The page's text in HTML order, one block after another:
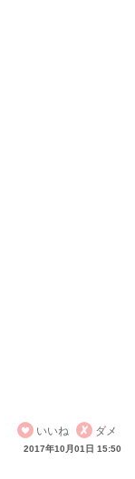
いいね
ダメ
2017年10月01日 15:50